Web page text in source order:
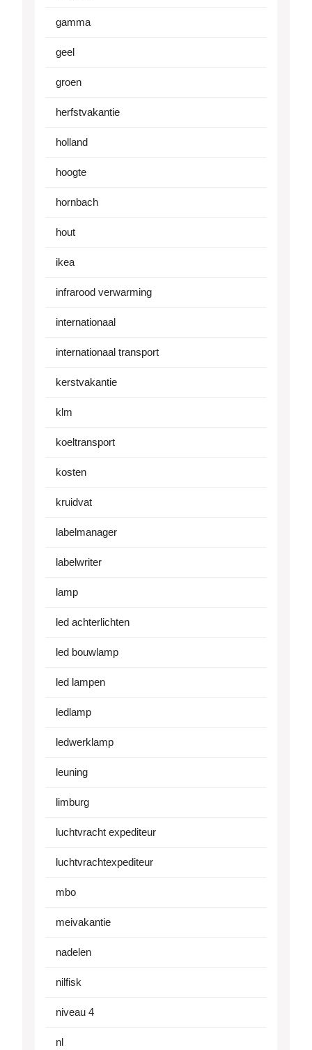
gamma
geel
groen
herfstvakantie
holland
hoogte
hornbach
hout
ikea
infrarood verwarming
internationaal
internationaal transport
kerstvakantie
klm
koeltransport
kosten
kruidvat
labelmanager
labelwriter
lamp
led achterlichten
led bouwlamp
led lampen
ledlamp
ledwerklamp
leuning
limburg
luchtvracht expediteur
luchtvrachtexpediteur
mbo
meivakantie
nadelen
nilfisk
niveau 4
nl